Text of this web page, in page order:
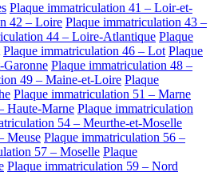
Plaque immatriculation 41 – Loir-et-
42 – Loire Plaque immatriculation 43 –
44 – Loire-Atlantique Plaque
Plaque immatriculation 46 – Lot Plaque
Plaque immatriculation 48 –
49 – Maine-et-Loire Plaque
Plaque immatriculation 51 – Marne
Haute-Marne Plaque immatriculation
54 – Meurthe-et-Moselle
Meuse Plaque immatriculation 56 –
57 – Moselle Plaque
Plaque immatriculation 59 – Nord